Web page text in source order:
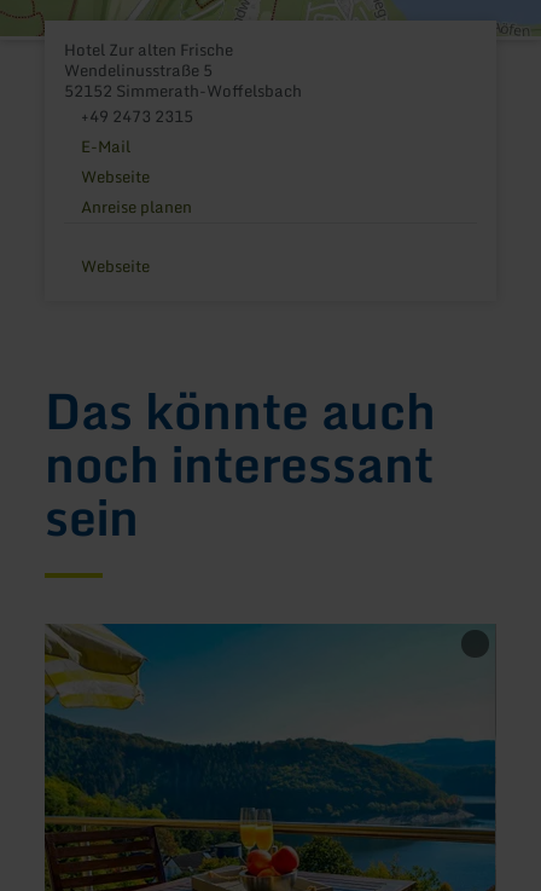
Hotel Zur alten Frische
Wendelinusstraße 5
52152 Simmerath-Woffelsbach
+49 2473 2315
E-Mail
Webseite
Anreise planen
Webseite
Das könnte auch
noch interessant
sein
mehr
erfahren
zu:
Ferienwohnung
Rursee
Paradies